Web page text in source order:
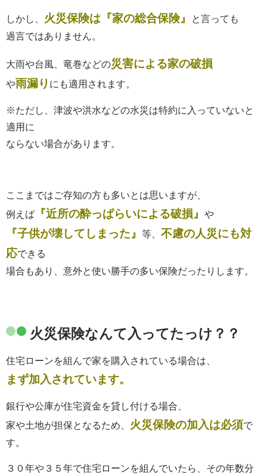
しかし、 火災保険は『家の総合保険』
と言っても
過言ではありません。
大雨や台風、竜巻などの災害による家の破損
や雨漏り にも適用されます。
※ただし、津波や洪水などの水災は特約に入っていないと
適用に
ならない場合があります。
ここまではご存知の方も多いとは思いますが、
例えば
『近所の酔っぱらいによる破損』 や
『子供が壊してしまった』 等、 不慮の人災にも対
応できる
場合もあり、意外と使い勝手の多い保険だったりします。
火災保険なんて入ってたっけ？？
住宅ローンを組んで家を購入されている場合は、
まず加入されています。
銀行や公庫が住宅資金を貸し付ける場合、
家や土地が担保となるため、
火災保険の加入は必須で
す。
３０年や３５年で住宅ローンを組んでいたら、その年数分